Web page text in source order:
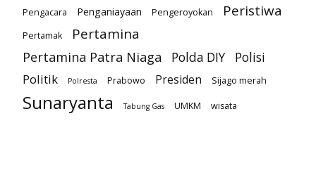
Pengacara Penganiayaan Pengeroyokan Peristiwa
Pertamak Pertamina
Pertamina Patra Niaga Polda DIY
Polisi
Politik
Polresta Prabowo Presiden Sijago merah
Sunaryanta Tabung Gas UMKM wisata